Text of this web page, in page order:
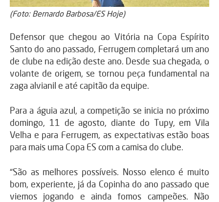
(Foto: Bernardo Barbosa/ES Hoje)
Defensor que chegou ao Vitória na Copa Espírito
Santo do ano passado, Ferrugem completará um ano
de clube na edição deste ano. Desde sua chegada, o
volante de origem, se tornou peça fundamental na
zaga alvianil e até capitão da equipe.
Para a águia azul, a competição se inicia no próximo
domingo, 11 de agosto, diante do Tupy, em Vila
Velha e para Ferrugem, as expectativas estão boas
para mais uma Copa ES com a camisa do clube.
“São as melhores possíveis. Nosso elenco é muito
bom, experiente, já da Copinha do ano passado que
viemos jogando e ainda fomos campeões. Não